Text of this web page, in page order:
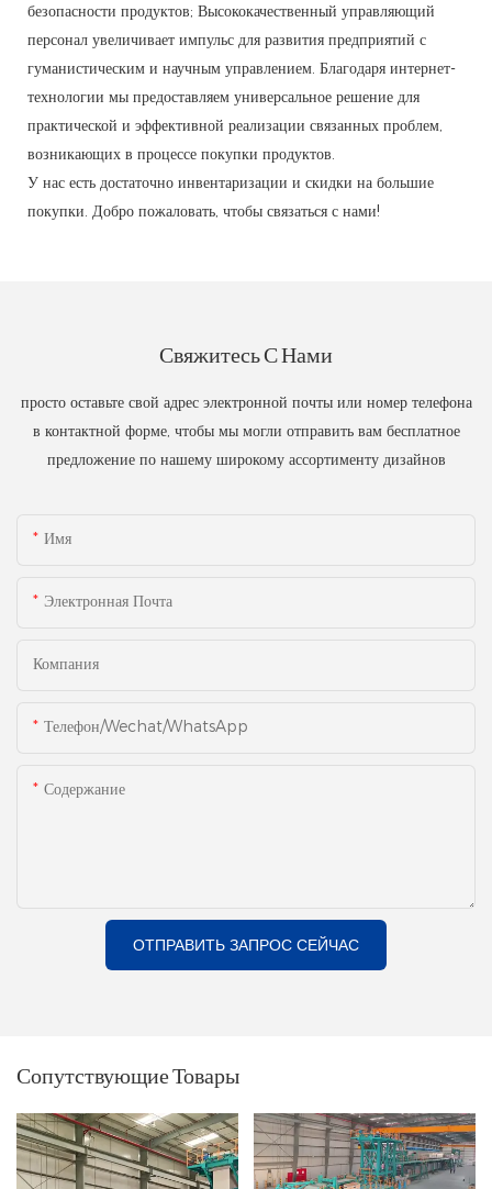
безопасности продуктов; Высококачественный управляющий
персонал увеличивает импульс для развития предприятий с
гуманистическим и научным управлением. Благодаря интернет-
технологии мы предоставляем универсальное решение для
практической и эффективной реализации связанных проблем,
возникающих в процессе покупки продуктов.
У нас есть достаточно инвентаризации и скидки на большие
покупки. Добро пожаловать, чтобы связаться с нами!
Свяжитесь С Нами
просто оставьте свой адрес электронной почты или номер телефона
в контактной форме, чтобы мы могли отправить вам бесплатное
предложение по нашему широкому ассортименту дизайнов
Имя
Электронная Почта
Компания
Телефон/Wechat/WhatsApp
Содержание
ОТПРАВИТЬ ЗАПРОС СЕЙЧАС
Сопутствующие Товары